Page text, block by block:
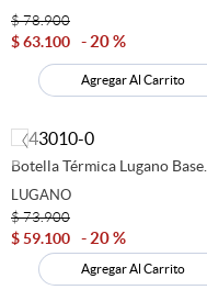
$ 78.900
$63.100 20 %
Agregar Al Carrito
‹
Botella Térmica Lugano Base
644933
LUGANO
$ 73.900
$ 59.100 20 %
Agregar Al Carrito